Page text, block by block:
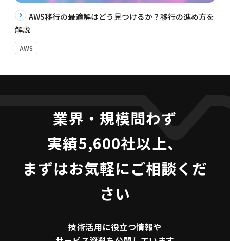
AWS移行の最適解はどう見つけるか？移行の進め方を
解説
AWS
業界・規模問わず
実績5,600社以上、
まずはお気軽にご相談くだ
さい
技術活用に役立つ情報や